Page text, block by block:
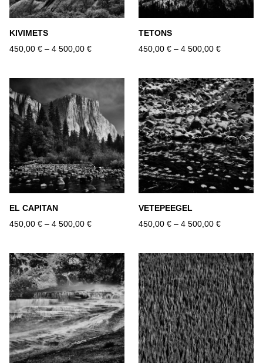
KIVIMETS
450,00 € – 4 500,00 €
TETONS
450,00 € – 4 500,00 €
EL CAPITAN
450,00 € – 4 500,00 €
VETEPEEGEL
450,00 € – 4 500,00 €